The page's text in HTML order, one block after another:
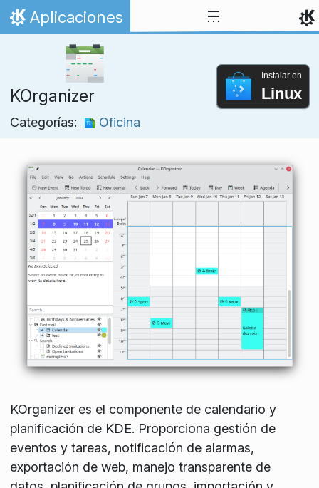
Ir al contenido
Inicio
Aplicaciones
KOrganizer
Categorías: Oficina
Instalar en
Linux
KOrganizer es el componente de calendario y
planificación de KDE. Proporciona gestión de
eventos y tareas, notificación de alarmas,
exportación de web, manejo transparente de